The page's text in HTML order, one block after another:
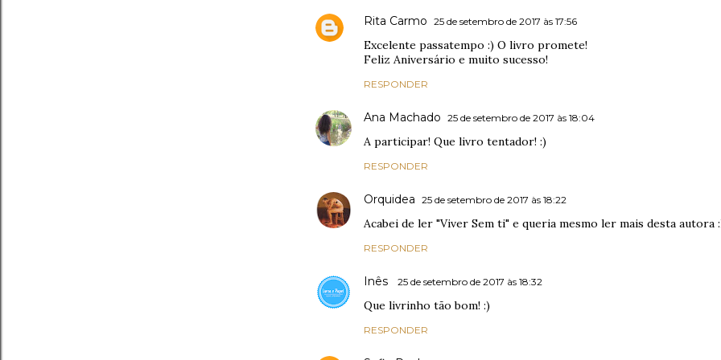
Rita Carmo 25 de setembro de 2017 às 17:56
Excelente passatempo :) O livro promete!
Feliz Aniversário e muito sucesso!
RESPONDER
Ana Machado 25 de setembro de 2017 às 18:04
A participar! Que livro tentador! :)
RESPONDER
Orquidea 25 de setembro de 2017 às 18:22
Acabei de ler "Viver Sem ti" e queria mesmo ler mais desta autora
RESPONDER
Inês 25 de setembro de 2017 às 18:32
Que livrinho tão bom! :)
RESPONDER